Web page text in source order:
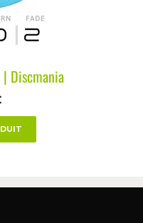
| Discmania